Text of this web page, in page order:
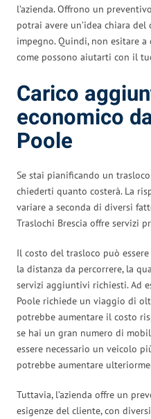
l’azienda. Offrono un
potrai avere un’idea chiara
impegno. Quindi, non esitare a
come possono aiutarti con il
Carico
economico
Poole
Se stai pianificando un
chiederti quanto costerà. La
variare a seconda di diversi
Traslochi Brescia offre servizi
Il costo del trasloco può
la distanza da percorrere, la
servizi aggiuntivi richiesti. Ad
Poole richiede un viaggio di
potrebbe aumentare il costo
se hai un gran numero di
essere necessario un veicolo
potrebbe aumentare
Tuttavia, l’azienda offre un
esigenze del cliente, con